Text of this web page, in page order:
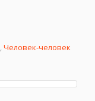
,Человек-человек